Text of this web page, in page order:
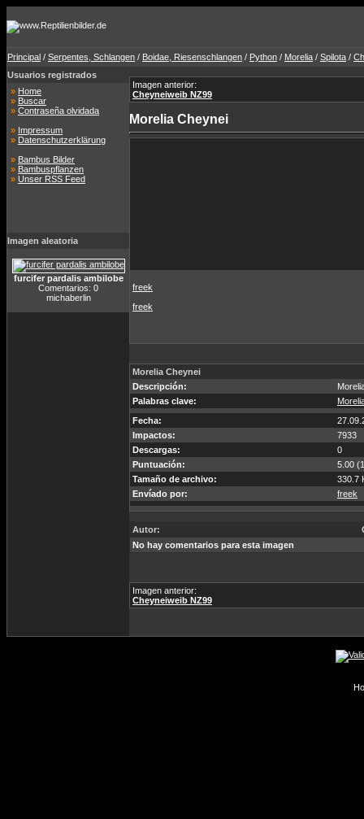
Principal / Serpentes, Schlangen / Boidae, Riesenschlangen / Python / Morelia / Spilota /
Usuarios registrados
» Home
» Buscar
» Contraseña olvidada
» Impressum
» Datenschutzerklärung
» Bambus Bilder
» Bambuspflanzen
» Unser RSS Feed
Imagen aleatoria
furcifer pardalis ambilobe
Comentarios: 0
michaberlin
Imagen anterior:
Cheyneiweib NZ99
Morelia Cheynei
freek
freek
Morelia Cheynei
Descripción:
Palabras clave:
Fecha:
Impactos:
7933
Descargas:
0
Puntuación:
5.00
Tamaño de archivo:
330.7
Envíado por:
freek
Autor:
No hay comentarios para esta imagen
Imagen anterior:
Cheyneiweib NZ99